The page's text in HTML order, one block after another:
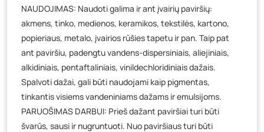
NAUDOJIMAS: Naudoti galima ir ant įvairių paviršių:
akmens, tinko, medienos, keramikos, tekstilės, kartono,
popieriaus, metalo, įvairios rūšies tapetu ir pan. Taip pat
ant paviršiu, padengtu vandens-dispersiniais, aliejiniais,
alkidiniais, pentaftaliniais, vinildechloridiniais dažais.
Spalvoti dažai, gali būti naudojami kaip pigmentas,
tinkantis visiems vandeniniams dažams ir emulsijoms.
PARUOŠIMAS DARBUI: Prieš dažant paviršiai turi būti
švarūs, sausi ir nugruntuoti. Nuo paviršiaus turi būti